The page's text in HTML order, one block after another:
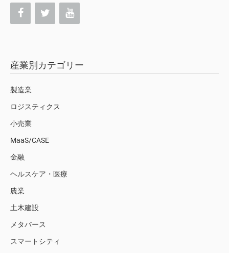
産業別カテゴリー
製造業
ロジスティクス
小売業
MaaS/CASE
金融
ヘルスケア・医療
農業
土木建設
メタバース
スマートシティ